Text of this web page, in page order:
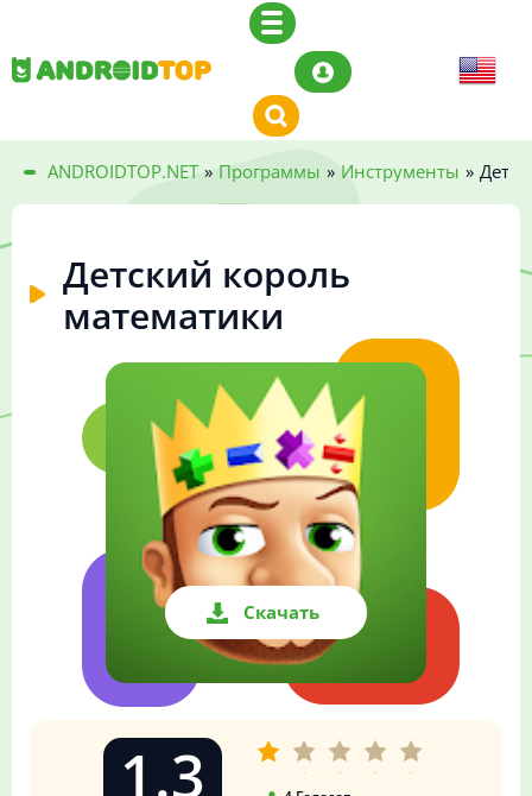
ANDROIDTOP.NET » Программы » Инструменты »
Детский король
математики
Скачать
1.3